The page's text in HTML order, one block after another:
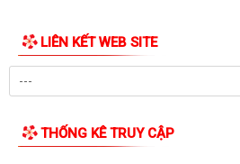
09/7/2026
Công khai tình hình tiếp nhận và giải
Công khai kết quả giải quyết thủ tục
LIÊN KẾT WEB SITE
THỐNG KÊ TRUY CẬP